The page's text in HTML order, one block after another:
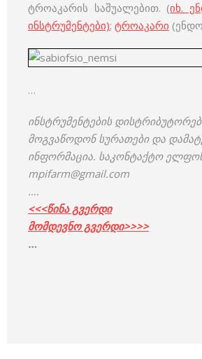
ტროაკარის საშუალებით. (იხ.
ინსტრუმენტები); ტროაკარი
…
ინსტრუმენტების
მოგვაწოდონ სურათები და
ინფორმაცია. საკონტაქტო
mpifarm@gmail.com
….
<<<წინა გვერდი
მომდევნო გვერდი>>>>
…